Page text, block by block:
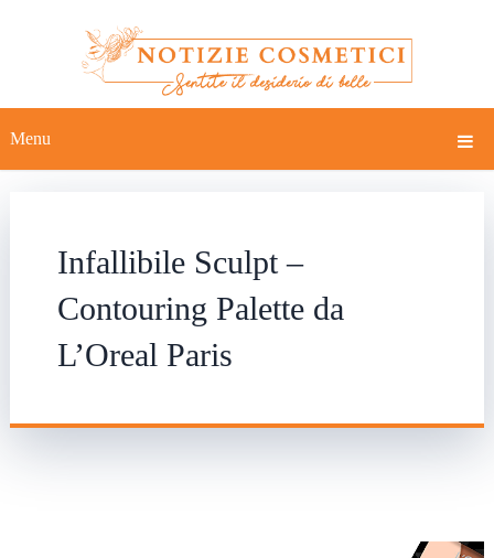
Menu
Infallibile Sculpt –
Contouring Palette da
L’Oreal Paris